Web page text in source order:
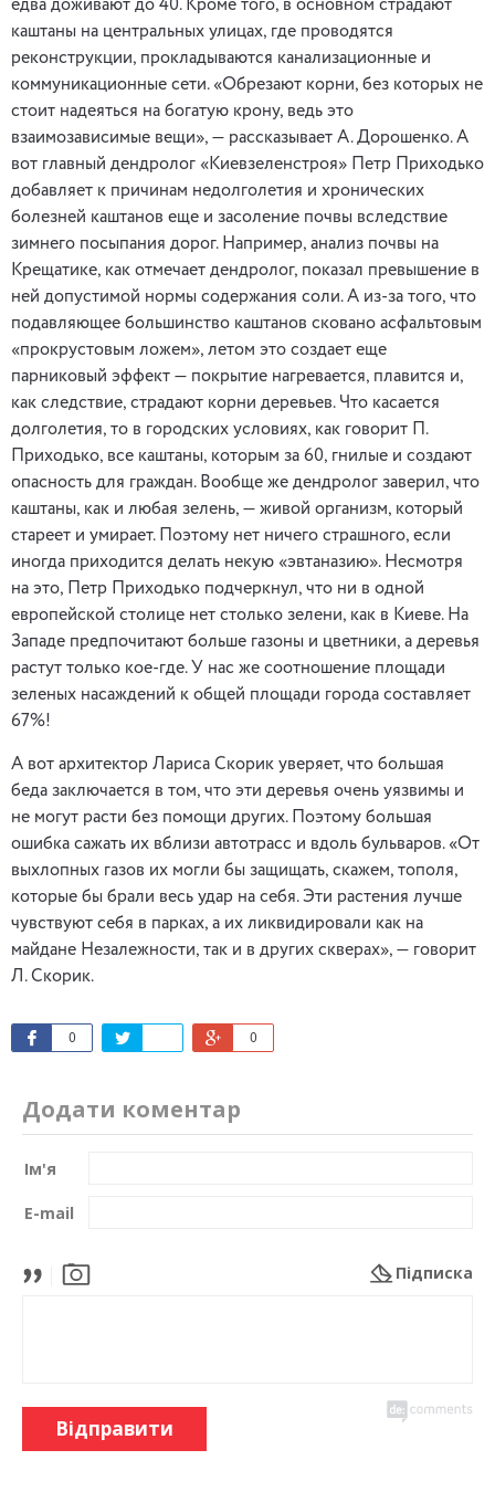
едва доживают до 40. Кроме того, в основном страдают
каштаны на центральных улицах, где проводятся
реконструкции, прокладываются канализационные и
коммуникационные сети. «Обрезают корни, без которых не
стоит надеяться на богатую крону, ведь это
взаимозависимые вещи», — рассказывает А. Дорошенко. А
вот главный дендролог «Киевзеленстроя» Петр Приходько
добавляет к причинам недолголетия и хронических
болезней каштанов еще и засоление почвы вследствие
зимнего посыпания дорог. Например, анализ почвы на
Крещатике, как отмечает дендролог, показал превышение в
ней допустимой нормы содержания соли. А из-за того, что
подавляющее большинство каштанов сковано асфальтовым
«прокрустовым ложем», летом это создает еще
парниковый эффект — покрытие нагревается, плавится и,
как следствие, страдают корни деревьев. Что касается
долголетия, то в городских условиях, как говорит П.
Приходько, все каштаны, которым за 60, гнилые и создают
опасность для граждан. Вообще же дендролог заверил, что
каштаны, как и любая зелень, — живой организм, который
стареет и умирает. Поэтому нет ничего страшного, если
иногда приходится делать некую «эвтаназию». Несмотря
на это, Петр Приходько подчеркнул, что ни в одной
европейской столице нет столько зелени, как в Киеве. На
Западе предпочитают больше газоны и цветники, а деревья
растут только кое-где. У нас же соотношение площади
зеленых насаждений к общей площади города составляет
67%!
А вот архитектор Лариса Скорик уверяет, что большая
беда заключается в том, что эти деревья очень уязвимы и
не могут расти без помощи других. Поэтому большая
ошибка сажать их вблизи автотрасс и вдоль бульваров. «От
выхлопных газов их могли бы защищать, скажем, тополя,
которые бы брали весь удар на себя. Эти растения лучше
чувствуют себя в парках, а их ликвидировали как на
майдане Незалежности, так и в других скверах», — говорит
Л. Скорик.
0 0
Додати коментар
Ім'я
E-mail
Підписка
Відправити